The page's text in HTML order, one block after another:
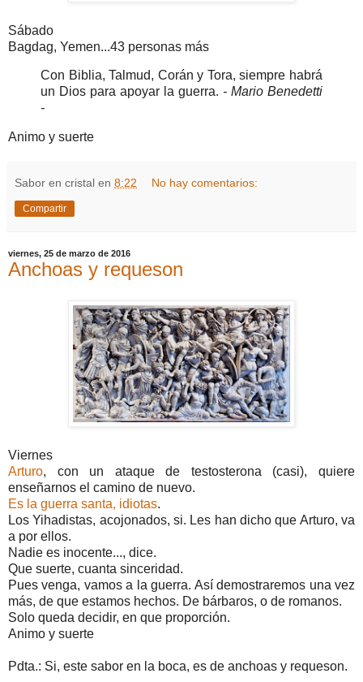
Sábado
Bagdag, Yemen...43 personas más
Con Biblia, Talmud, Corán y Tora, siempre habrá
un Dios para apoyar la guerra. - Mario Benedetti
-
Animo y suerte
Sabor en cristal en 8:22 No hay comentarios:
Compartir
viernes, 25 de marzo de 2016
Anchoas y requeson
Viernes
Arturo, con un ataque de testosterona (casi), quiere
enseñarnos el camino de nuevo.
Es la guerra santa, idiotas.
Los Yihadistas, acojonados, si. Les han dicho que Arturo, va
a por ellos.
Nadie es inocente..., dice.
Que suerte, cuanta sinceridad.
Pues venga, vamos a la guerra. Así demostraremos una vez
más, de que estamos hechos. De bárbaros, o de romanos.
Solo queda decidir, en que proporción.
Animo y suerte
Pdta.: Si, este sabor en la boca, es de anchoas y requeson.